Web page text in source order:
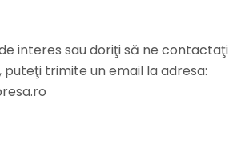
interes sau doriţi să ne contactaţi
puteţi trimite un email la adresa: